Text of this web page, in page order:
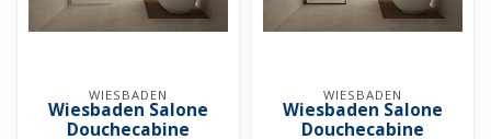
WIESBADEN
Wiesbaden Salone
Douchecabine
WIESBADEN
Wiesbaden Salone
Douchecabine